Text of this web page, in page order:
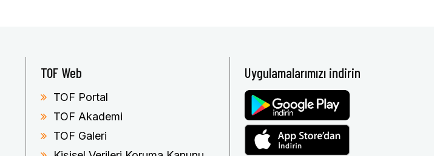
TOF Web
TOF Portal
TOF Akademi
TOF Galeri
Uygulamalarımızı indirin